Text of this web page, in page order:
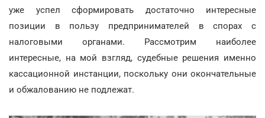
уже успел сформировать достаточно интересные
позиции в пользу предпринимателей в спорах с
налоговыми органами. Рассмотрим наиболее
интересные, на мой взгляд, судебные решения именно
кассационной инстанции, поскольку они окончательные
и обжалованию не подлежат.